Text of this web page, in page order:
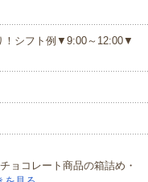
！シフト例▼9:00～12:00▼
ョコレート商品の箱詰め・